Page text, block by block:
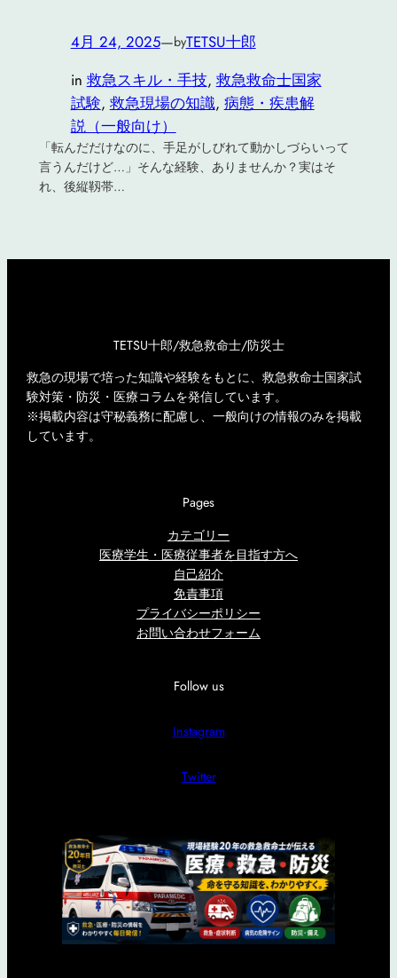
4月 24, 2025—byTETSU十郎
in 救急スキル・手技, 救急救命士国家
試験, 救急現場の知識, 病態・疾患解
説（一般向け）
「転んだだけなのに、手足がしびれて動かしづらいって
言うんだけど…」そんな経験、ありませんか？実はそ
れ、後縦靱帯…
TETSU十郎/救急救命士/防災士
救急の現場で培った知識や経験をもとに、救急救命士国家試
験対策・防災・医療コラムを発信しています。
※掲載内容は守秘義務に配慮し、一般向けの情報のみを掲載
しています。
Pages
カテゴリー
医療学生・医療従事者を目指す方へ
自己紹介
免責事項
プライバシーポリシー
お問い合わせフォーム
Follow us
Instagram
Twitter